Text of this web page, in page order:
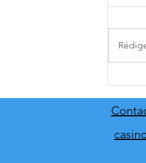
du